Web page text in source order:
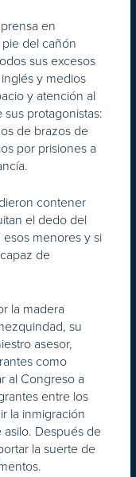
en
del cañón
sus excesos
y medios
y atención al
protagonistas:
de brazos de
por prisiones a
contener
el dedo del
menores y si
de
la madera
su
asesor,
como
al Congreso a
entre los
la inmigración
Después de
la suerte de